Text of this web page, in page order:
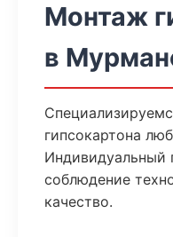
Монтаж
в
гипсокартона
Индивидуальный
соблюдение
качество.